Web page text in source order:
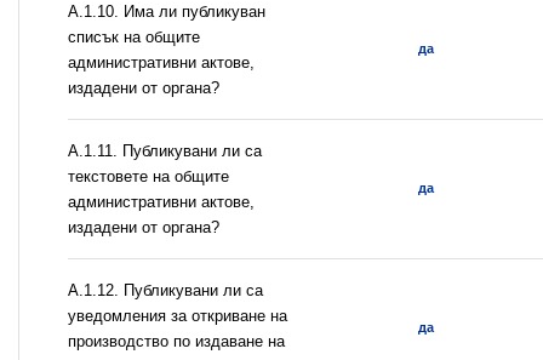
А.1.10. Има ли публикуван
списък на общите
административни актове,
издадени от органа?
да
А.1.11. Публикувани ли са
текстовете на общите
административни актове,
издадени от органа?
да
А.1.12. Публикувани ли са
уведомления за откриване на
производство по издаване на
да